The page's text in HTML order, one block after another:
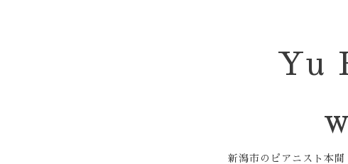
Yu
新潟市のピアニスト本間